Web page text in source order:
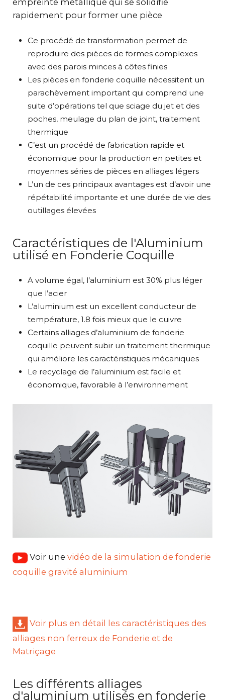
rapidement pour former une pièce
Ce procédé de transformation permet de
reproduire des pièces de formes complexes
avec des parois minces à côtes finies
Les pièces en fonderie coquille nécessitent un
parachèvement important qui comprend une
suite d’opérations tel que sciage du jet et des
poches, meulage du plan de joint, traitement
thermique
C’est un procédé de fabrication rapide et
économique pour la production en petites et
moyennes séries de pièces en alliages légers
L’un de ces principaux avantages est d’avoir une
répétabilité importante et une durée de vie des
outillages élevées
Caractéristiques de l'Aluminium
utilisé en Fonderie Coquille
A volume égal, l’aluminium est 30% plus léger
que l’acier
L’aluminium est un excellent conducteur de
température, 1.8 fois mieux que le cuivre
Certains alliages d’aluminium de fonderie
coquille peuvent subir un traitement thermique
qui améliore les caractéristiques mécaniques
Le recyclage de l’aluminium est facile et
économique, favorable à l’environnement
Voir une vidéo de la simulation de fonderie
coquille gravité aluminium
Voir plus en détail les caractéristiques des
alliages non ferreux de Fonderie et de
Matriçage
Les différents alliages
d'aluminium utilisés en fonderie